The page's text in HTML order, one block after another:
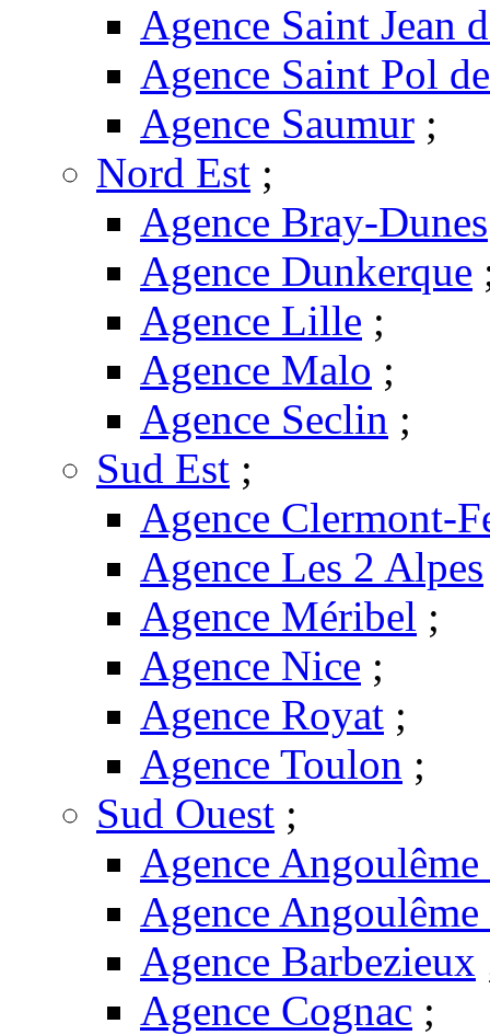
Agence Saint Jean
Agence Saint Pol
Agence Saumur ;
Nord Est ;
Agence Bray-Dunes
Agence Dunkerque
Agence Lille ;
Agence Malo ;
Agence Seclin ;
Sud Est ;
Agence Clermont-
Agence Les 2 Alpes
Agence Méribel ;
Agence Nice ;
Agence Royat ;
Agence Toulon ;
Sud Ouest ;
Agence
Agence
Agence Barbezieux
Agence Cognac ;